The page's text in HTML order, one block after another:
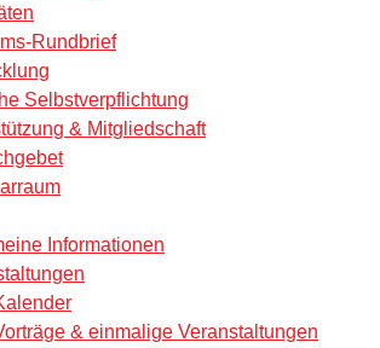
Rundbrief
Selbstverpflichtung
& Mitgliedschaft
Informationen
& einmalige Veranstaltungen